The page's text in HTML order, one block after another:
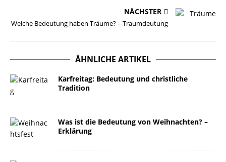
NÄCHSTER
Welche Bedeutung haben Träume? – Traumdeutung
ÄHNLICHE ARTIKEL
Karfreitag: Bedeutung und christliche
Tradition
Was ist die Bedeutung von Weihnachten? –
Erklärung